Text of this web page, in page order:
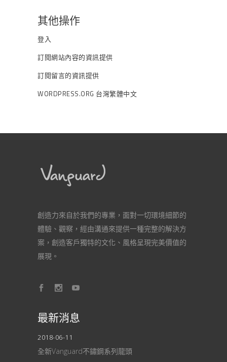
其他操作
登入
訂閱網站內容的資訊提供
訂閱留言的資訊提供
WORDPRESS.ORG 台灣繁體中文
創造力來自於我們的專業，面對一切環境細節的
體驗、觀察，經由溝通來提供一種完整的解決方
案，創造客戶獨特的文化、風格呈現完美價值的
展現。
最新消息
2018-06-11
全新Vanguard不鏽鋼系列龍頭